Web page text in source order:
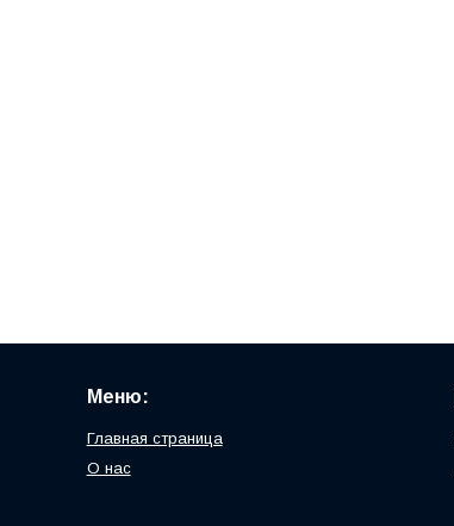
Меню:
Главная страница
О нас